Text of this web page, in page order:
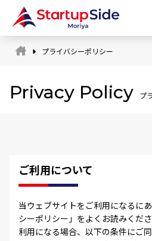
アドバイザー
全国ネットワーク
プライバシーポリシー
Privacy Policy プ
ご利用について
当ウェブサイトをご利用になるに
シーポリシー」をよくお読みくだ
利用になる場合、以下の条件にご